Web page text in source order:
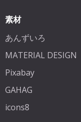
素材
あんずいろ
MATERIAL DESIGN
Pixabay
GAHAG
icons8